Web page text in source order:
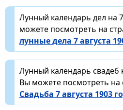
Лунный календарь дел на
можете посмотреть на
лунные дела 7 августа
Лунный календарь свадеб
Вы можете посмотреть на
Свадьба 7 августа 1903